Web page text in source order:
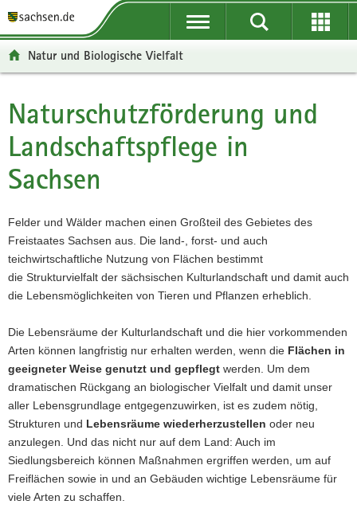
t
ü
e
r
g
e
i
f
e
n
e
N
a
v
i
g
a
t
i
o
t
n
v
i
g
t
i
o
n
p
n
a
l
t
t
-
e
r
e
c
h
Natur und Biologische Vielfalt
Hauptinhalt
Naturschutzförderung und
Landschaftspflege in
Sachsen
Felder und Wälder machen einen Großteil des Gebietes des
Freistaates Sachsen aus. Die land-, forst- und auch
teichwirtschaftliche Nutzung von Flächen bestimmt
die Strukturvielfalt der sächsischen Kulturlandschaft und damit auch
die Lebensmöglichkeiten von Tieren und Pflanzen erheblich.
Die Lebensräume der Kulturlandschaft und die hier vorkommenden
Arten können langfristig nur erhalten werden, wenn die Flächen in
geeigneter Weise genutzt und gepflegt werden. Um dem
dramatischen Rückgang an biologischer Vielfalt und damit unser
aller Lebensgrundlage entgegenzuwirken, ist es zudem nötig,
Strukturen und Lebensräume wiederherzustellen oder neu
anzulegen. Und das nicht nur auf dem Land: Auch im
Siedlungsbereich können Maßnahmen ergriffen werden, um auf
Freiflächen sowie in und an Gebäuden wichtige Lebensräume für
viele Arten zu schaffen.